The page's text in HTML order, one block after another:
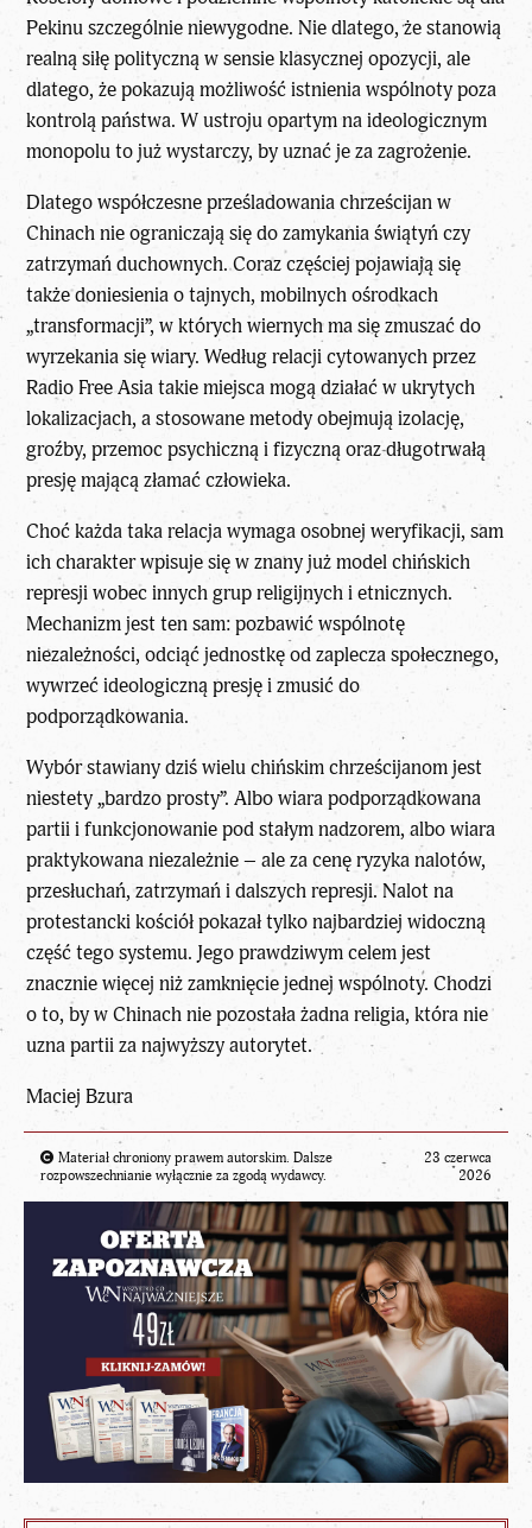
Pekinu szczególnie niewygodne. Nie dlatego, że stanowią
realną siłę polityczną w sensie klasycznej opozycji, ale
dlatego, że pokazują możliwość istnienia wspólnoty poza
kontrolą państwa. W ustroju opartym na ideologicznym
monopolu to już wystarczy, by uznać je za zagrożenie.
Dlatego współczesne prześladowania chrześcijan w
Chinach nie ograniczają się do zamykania świątyń czy
zatrzymań duchownych. Coraz częściej pojawiają się
także doniesienia o tajnych, mobilnych ośrodkach
„transformacji”, w których wiernych ma się zmuszać do
wyrzekania się wiary. Według relacji cytowanych przez
Radio Free Asia takie miejsca mogą działać w ukrytych
lokalizacjach, a stosowane metody obejmują izolację,
groźby, przemoc psychiczną i fizyczną oraz długotrwałą
presję mającą złamać człowieka.
Choć każda taka relacja wymaga osobnej weryfikacji, sam
ich charakter wpisuje się w znany już model chińskich
represji wobec innych grup religijnych i etnicznych.
Mechanizm jest ten sam: pozbawić wspólnotę
niezależności, odciąć jednostkę od zaplecza społecznego,
wywrzeć ideologiczną presję i zmusić do
podporządkowania.
Wybór stawiany dziś wielu chińskim chrześcijanom jest
niestety „bardzo prosty”. Albo wiara podporządkowana
partii i funkcjonowanie pod stałym nadzorem, albo wiara
praktykowana niezależnie – ale za cenę ryzyka nalotów,
przesłuchań, zatrzymań i dalszych represji. Nalot na
protestancki kościół pokazał tylko najbardziej widoczną
część tego systemu. Jego prawdziwym celem jest
znacznie więcej niż zamknięcie jednej wspólnoty. Chodzi
o to, by w Chinach nie pozostała żadna religia, która nie
uzna partii za najwyższy autorytet.
Maciej Bzura
Materiał chroniony prawem autorskim. Dalsze
rozpowszechnianie wyłącznie za zgodą wydawcy.
23 czerwca
2026